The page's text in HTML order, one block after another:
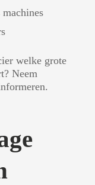
welke grote
Neem